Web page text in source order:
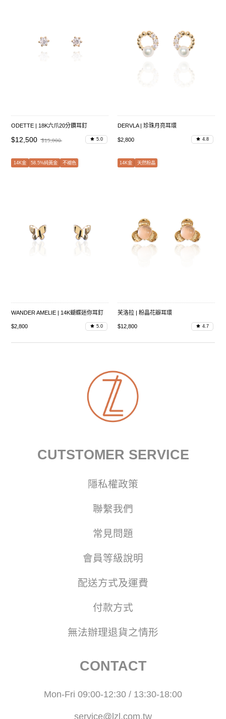
ODETTE | 18K六爪20分鑽耳釘
$12,500 $15,000 5.0
DERVLA | 珍珠月亮耳環
$2,800 4.8
14K金 58.5%純黃金 不褪色
WANDER AMELIE | 14K蝴蝶迷你耳釘
$2,800 5.0
14K金 天然粉晶
芙洛拉 | 粉晶花瓣耳環
$12,800 4.7
CUTSTOMER SERVICE
隱私權政策
聯繫我們
常見問題
會員等級說明
配送方式及運費
付款方式
無法辦理退貨之情形
CONTACT
Mon-Fri 09:00-12:30 / 13:30-18:00
service@lzl.com.tw